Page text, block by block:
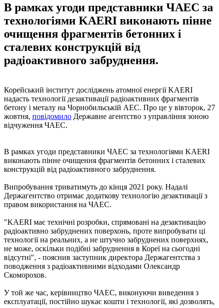
В рамках угоди представники ЧАЕС за
технологіями KAERI виконають пінне
очищення фрагментів бетонних і
сталевих конструкцій від
радіоактивного забруднення.
Корейський інститут досліджень атомної енергії KAERI
надасть технології дезактивації радіоактивних фрагментів
бетону і металу на Чорнобильській АЕС. Про це у вівторок, 27
жовтня, повідомило Державне агентство з управління зоною
відчуження ЧАЕС.
В рамках угоди представники ЧАЕС за технологіями KAERI
виконають пінне очищення фрагментів бетонних і сталевих
конструкцій від радіоактивного забруднення.
Випробування триватимуть до кінця 2021 року. Надалі
Держагентство отримає додаткову технологію дезактивації з
правом використання на ЧАЕС.
"KAERI має технічні розробки, спрямовані на дезактивацію
радіоактивно забруднених поверхонь, проте випробувати ці
технології на реальних, а не штучно забруднених поверхнях,
не може, оскільки подібні забруднення в Кореї на сьогодні
відсутні", - пояснив заступник директора Держагентства з
поводження з радіоактивними відходами Олександр
Скоморохов.
У той же час, керівництво ЧАЕС, виконуючи виведення з
експлуатації, постійно шукає кошти і технології, які дозволять,